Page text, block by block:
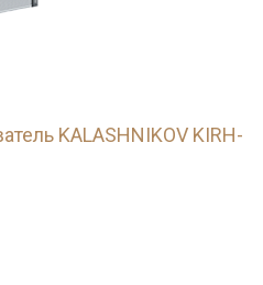
KALASHNIKOV KIRH-